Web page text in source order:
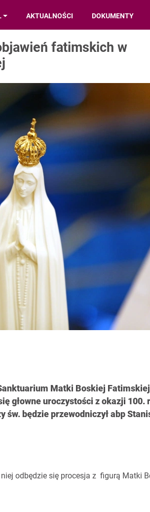
AKTUALNOŚCI DOKUMENTY
fatimskich w
Matki Boskiej
głowne uroczystości z okazji 100.
będzie przewodniczył abp
odbędzie się procesja z figurą Matki